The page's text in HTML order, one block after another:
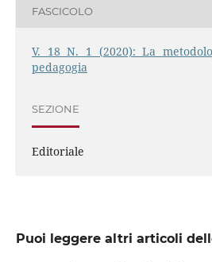
FASCICOLO
V. 18 N. 1 (2020): La
pedagogia
SEZIONE
Editoriale
Puoi leggere altri articoli